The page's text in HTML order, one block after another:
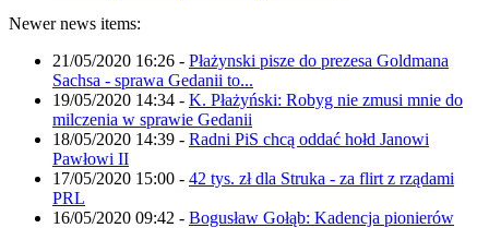
Newer news items:
21/05/2020 16:26 - Płażynski pisze do prezesa Goldmana
Sachsa - sprawa Gedanii to...
19/05/2020 14:34 - K. Płażyński: Robyg nie zmusi mnie do
milczenia w sprawie Gedanii
18/05/2020 14:39 - Radni PiS chcą oddać hołd Janowi
Pawłowi II
17/05/2020 15:00 - 42 tys. zł dla Struka - za flirt z rządami
PRL
16/05/2020 09:42 - Bogusław Gołąb: Kadencja pionierów